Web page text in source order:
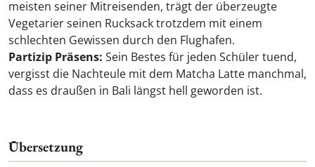
meisten seiner Mitreisenden, trägt der überzeugte
Vegetarier seinen Rucksack trotzdem mit einem
schlechten Gewissen durch den Flughafen.
Partizip Präsens: Sein Bestes für jeden Schüler tuend,
vergisst die Nachteule mit dem Matcha Latte manchmal,
dass es draußen in Bali längst hell geworden ist.
Übersetzung